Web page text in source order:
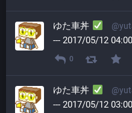
ゆた車丼
--- 2017/05/12
0
ゆた車丼
--- 2017/05/12